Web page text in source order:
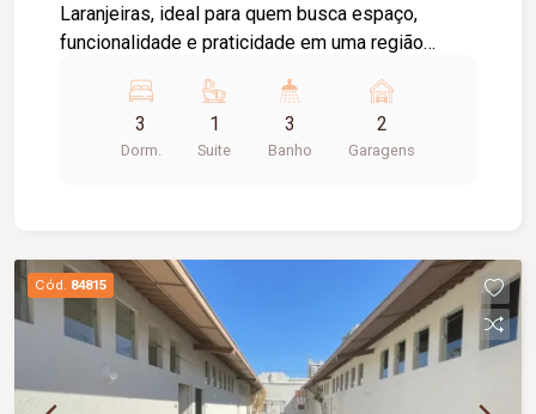
Laranjeiras, ideal para quem busca espaço,
funcionalidade e praticidade em uma região
principais vias da cidade e próximo a comércios
e serviços essenciais. O imóvel possui 253,00
m² de terreno e 136,00 m² de área construída,
sacada, 03 banheiros, lavanderia, área gourmet
com churrasqueira e banheiro de apoio, além de
02 vagas de garagem com portão eletrônico.
Observação: o imóvel não possui armários
planejados.
3
Dorm.
1
Suite
3
Banho
2
Garagens
Cód. 84815